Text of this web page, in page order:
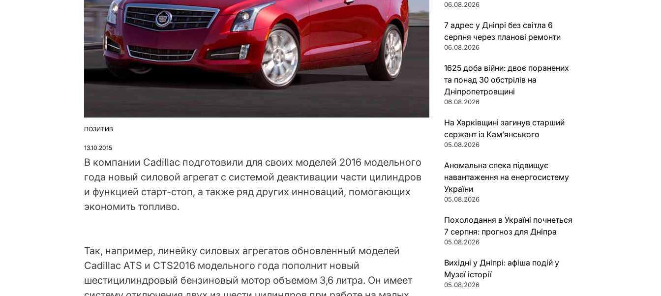
ОПУБЛІКУВАТИ
ПОЗИТИВ
13.10.2015
В компании Cadillac подготовили для своих моделей 2016 модельного
года новый силовой агрегат с системой деактивации части цилиндров
и функцией старт-стоп, а также ряд других инноваций, помогающих
экономить топливо.
Так, например, линейку силовых агрегатов обновленный моделей
Cadillac ATS и CTS2016 модельного года пополнит новый
шестицилиндровый бензиновый мотор объемом 3,6 литра. Он имеет
06.08.2026
7 адрес у Дніпрі без світла 6
серпня через планові ремонти
06.08.2026
1625 доба війни: двоє поранених
та понад 30 обстрілів на
Дніпропетровщині
06.08.2026
На Харківщині загинув старший
сержант із Кам’янського
05.08.2026
Аномальна спека підвищує
навантаження на енергосистему
України
05.08.2026
Похолодання в Україні почнеться
7 серпня: прогноз для Дніпра
05.08.2026
Вихідні у Дніпрі: афіша подій у
Музеї історії
05.08.2026